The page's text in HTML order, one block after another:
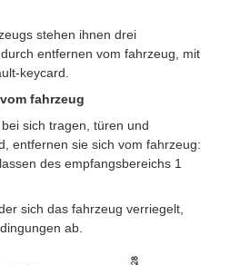
stehen ihnen drei
entfernen vom fahrzeug, mit
keycard.
fahrzeug
sich tragen, türen und
entfernen sie sich vom fahrzeug:
des empfangsbereichs 1
sich das fahrzeug verriegelt,
ab.